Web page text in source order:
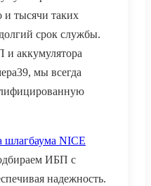
и тысячи таких
срок службы.
и аккумулятора
мы всегда
шлагбаума NICE
ИБП с
надежность.